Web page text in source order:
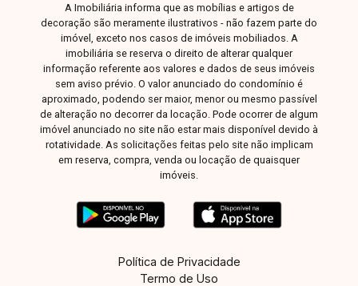
A Imobiliária informa que as mobílias e artigos de
decoração são meramente ilustrativos - não fazem parte do
imóvel, exceto nos casos de imóveis mobiliados. A
imobiliária se reserva o direito de alterar qualquer
informação referente aos valores e dados de seus imóveis
sem aviso prévio. O valor anunciado do condomínio é
aproximado, podendo ser maior, menor ou mesmo passível
de alteração no decorrer da locação. Pode ocorrer de algum
imóvel anunciado no site não estar mais disponível devido à
rotatividade. As solicitações feitas pelo site não implicam
em reserva, compra, venda ou locação de quaisquer
imóveis.
Política de Privacidade
Termo de Uso